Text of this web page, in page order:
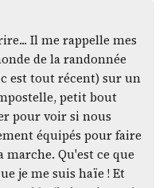
Il me rappelle mes
de la randonnée
est tout récent) sur un
petit bout
pour voir si nous
équipés pour faire
Qu'est ce que
je me suis haïe ! Et